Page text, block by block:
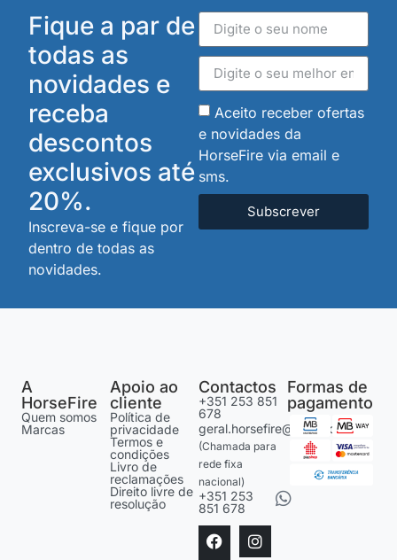
Fique a par de
todas as
novidades e
receba
descontos
exclusivos até
20%.
Inscreva-se e fique por
dentro de todas as
novidades.
Aceito receber ofertas
e novidades da
HorseFire via email e
sms.
Subscrever
A
HorseFire
Quem somos
Marcas
Apoio ao
cliente
Política de
privacidade
Termos e
condições
Livro de
reclamações
Direito livre de
resolução
Contactos
+351 253 851
678
geral.horsefire@gmail.com
(Chamada para
rede fixa
nacional)
+351 253
851 678
Formas de
pagamento